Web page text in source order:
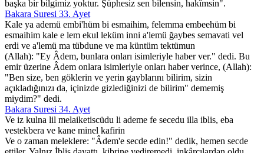
başka bir bilgimiz yoktur. Şüphesiz sen bilensin, hakîmsin".
Bakara Suresi 33. Ayet
Kale ya ademü embi'hüm bi esmaihim, felemma embeehüm bi
esmaihim kale e lem ekul leküm inni a'lemü ğaybes semavati vel
erdi ve a'lemü ma tübdune ve ma küntüm tektümun
(Allah): "Ey Âdem, bunlara onları isimleriyle haber ver." dedi. Bu
emir üzerine Âdem onlara isimleriyle onları haber verince, (Allah):
"Ben size, ben göklerin ve yerin gayblarını bilirim, sizin
açıkladığınızı da, içinizde gizlediğinizi de bilirim" dememiş
miydim?" dedi.
Bakara Suresi 34. Ayet
Ve iz kulna lil melaiketiscüdu li ademe fe secedu illa iblis, eba
vestekbera ve kane minel kafirin
Ve o zaman meleklere: "Âdem'e secde edin!" dedik, hemen secde